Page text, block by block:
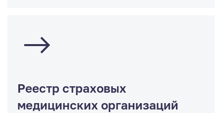
Реестр страховых
медицинских организаций